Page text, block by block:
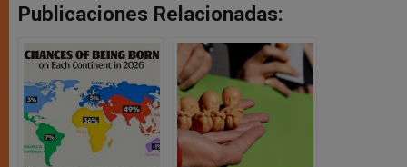
Publicaciones Relacionadas: